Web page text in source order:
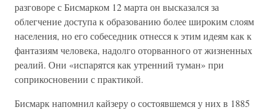
разговоре с Бисмарком 12 марта он высказался за
облегчение доступа к образованию более широким слоям
населения, но его собеседник отнесся к этим идеям как к
фантазиям человека, надолго оторванного от жизненных
реалий. Они «испарятся как утренний туман» при
соприкосновении с практикой.
Бисмарк напомнил кайзеру о состоявшемся у них в 1885